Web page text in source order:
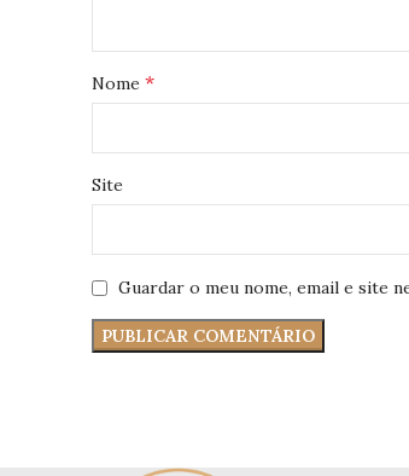
Nome *
Site
Guardar o meu nome, email e site